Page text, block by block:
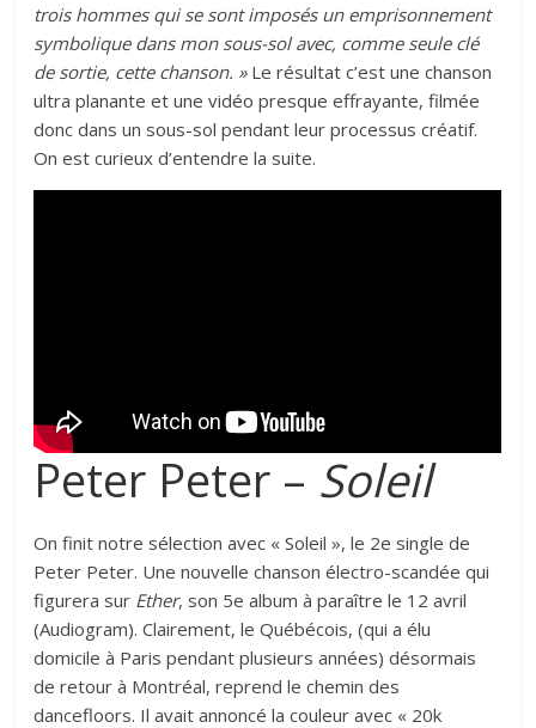
trois hommes qui se sont imposés un emprisonnement
symbolique dans mon sous-sol avec, comme seule clé
de sortie, cette chanson. »Le résultat c’est une chanson
ultra planante et une vidéo presque effrayante, filmée
donc dans un sous-sol pendant leur processus créatif.
On est curieux d’entendre la suite.
Peter Peter – Soleil
On finit notre sélection avec « Soleil », le 2e single de
Peter Peter. Une nouvelle chanson électro-scandée qui
figurera sur Ether, son 5e album à paraître le 12 avril
(Audiogram). Clairement, le Québécois, (qui a élu
domicile à Paris pendant plusieurs années) désormais
de retour à Montréal, reprend le chemin des
dancefloors. Il avait annoncé la couleur avec « 20k